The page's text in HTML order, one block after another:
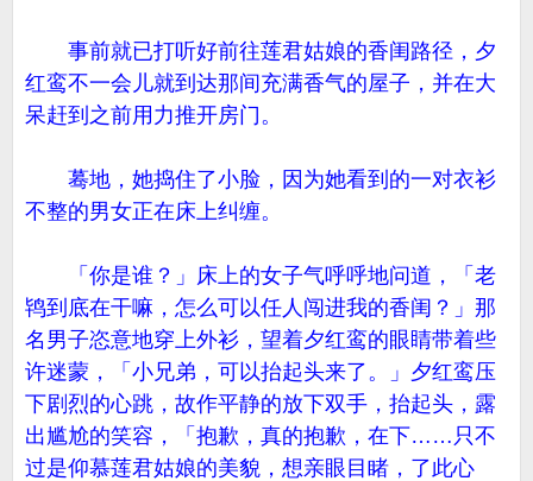
事前就已打听好前往莲君姑娘的香闺路径，夕
红鸾不一会儿就到达那间充满香气的屋子，并在大
呆赶到之前用力推开房门。
蓦地，她捣住了小脸，因为她看到的一对衣衫
不整的男女正在床上纠缠。
「你是谁？」床上的女子气呼呼地问道，「老
鸨到底在干嘛，怎么可以任人闯进我的香闺？」那
名男子恣意地穿上外衫，望着夕红鸾的眼睛带着些
许迷蒙，「小兄弟，可以抬起头来了。」夕红鸾压
下剧烈的心跳，故作平静的放下双手，抬起头，露
出尴尬的笑容，「抱歉，真的抱歉，在下……只不
过是仰慕莲君姑娘的美貌，想亲眼目睹，了此心